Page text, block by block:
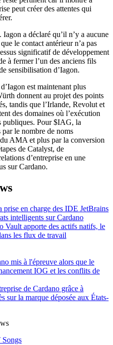
peut créer des attentes qui
a déclaré qu’il n’y a aucune
le contact antérieur n’a pas
significatif de développement
à fermer l’un des anciens fils
sensibilisation d’Iagon.
est maintenant plus
donnent au projet des points
tandis que l’Irlande, Revolut et
des domaines où l’exécution
publiques. Pour $IAG, la
par le nombre de noms
AMA et plus par la conversion
de Catalyst, de
d’entreprise en une
sur Cardano.
en charge des IDE JetBrains
intelligents sur Cardano
Vault apporte des actifs natifs, le
les flux de travail
mis à l'épreuve alors que le
IOG et les conflits de
de Cardano grâce à
sur la marque déposée aux États-